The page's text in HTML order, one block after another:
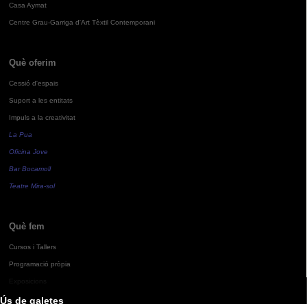
Ús de galetes
Casa Aymat
Centre Grau-Garriga d'Art Tèxtil Contemporani
Què oferim
Cessió d'espais
Suport a les entitats
Impuls a la creativitat
La Pua
Oficina Jove
Bar Bocamoll
Teatre Mira-sol
Què fem
Cursos i Tallers
Programació pròpia